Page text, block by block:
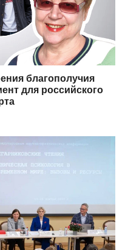
благополучия
для российского